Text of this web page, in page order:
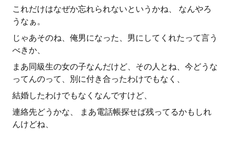
これだけはなぜか忘れられないというかね、 なんやろ
うなぁ。
じゃあそのね、俺男になった、男にしてくれたって言う
べきか、
まあ同級生の女の子なんだけど、その人とね、今どうな
ってんのって、別に付き合ったわけでもなく、
結婚したわけでもなくなんですけど、
連絡先どうかな、 まあ電話帳探せば残ってるかもしれ
んけどね、